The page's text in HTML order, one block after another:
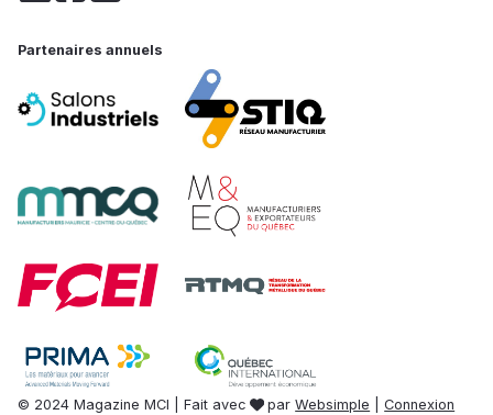
Partenaires annuels
© 2024 Magazine MCI | Fait avec parWebsimple |Connexion